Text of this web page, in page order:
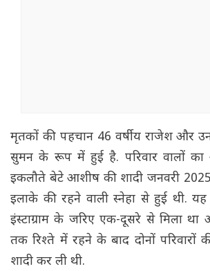
मृतकों की पहचान 46 वर्षीय राजेश और
सुमन के रूप में हुई है. परिवार वालों
इकलौते बेटे आशीष की शादी जनवरी 2025
इलाके की रहने वाली स्नेहा से हुई थी.
इंस्टाग्राम के जरिए एक-दूसरे से मिला
तक रिश्ते में रहने के बाद दोनों परिवारों
शादी कर ली थी.